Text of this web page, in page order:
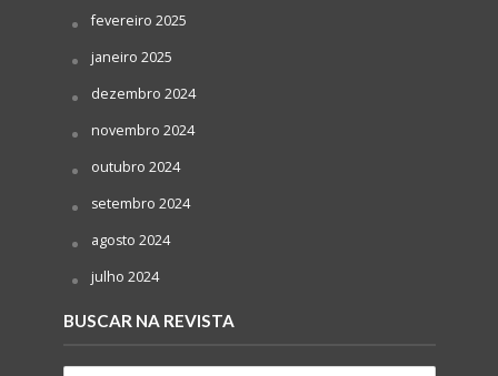
fevereiro 2025
janeiro 2025
dezembro 2024
novembro 2024
outubro 2024
setembro 2024
agosto 2024
julho 2024
BUSCAR NA REVISTA